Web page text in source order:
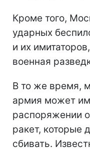
Кроме того,
ударных
и их
военная
В то же время,
армия может
распоряжении
ракет, которые
сбивать.